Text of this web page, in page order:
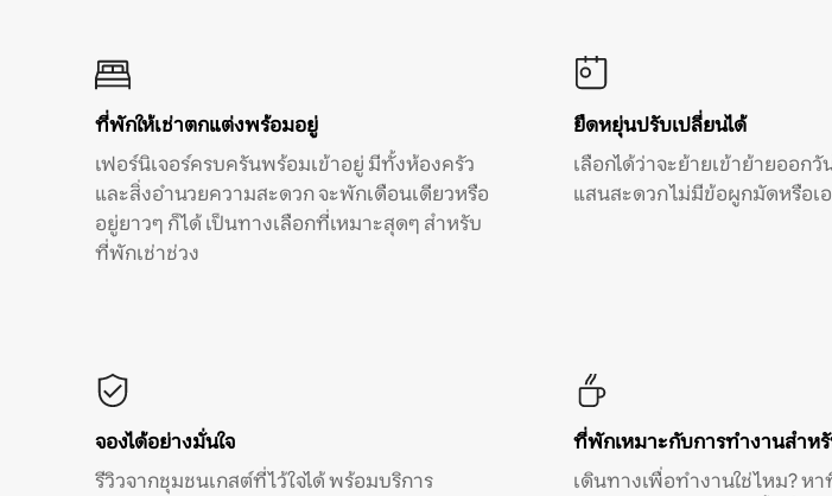
ที่พักให้เช่าตกแต่งพร้อมอยู่
เฟอร์นิเจอร์ครบครันพร้อมเข้าอยู่ มีทั้งห้องครัว
และสิ่งอำนวยความสะดวก จะพักเดือนเดียวหรือ
อยู่ยาวๆ ก็ได้ เป็นทางเลือกที่เหมาะสุดๆ สำหรับ
ที่พักเช่าช่วง
ยืดหยุ่นปรับเปลี่ยนได้
เลือกได้ว่าจะย้ายเข้าย้ายออกวั
แสนสะดวก ไม่มีข้อผูกมัดหรือเ
จองได้อย่างมั่นใจ
รีวิวจากชุมชนเกสต์ที่ไว้ใจได้ พร้อมบริการ
ที่พักเหมาะกับการทำงานสำห
เดินทางเพื่อทำงานใช่ไหม? ห